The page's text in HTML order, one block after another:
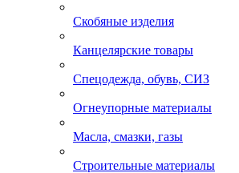
Скобяные изделия
Канцелярские товары
Спецодежда, обувь, СИЗ
Огнеупорные материалы
Масла, смазки, газы
Строительные материалы